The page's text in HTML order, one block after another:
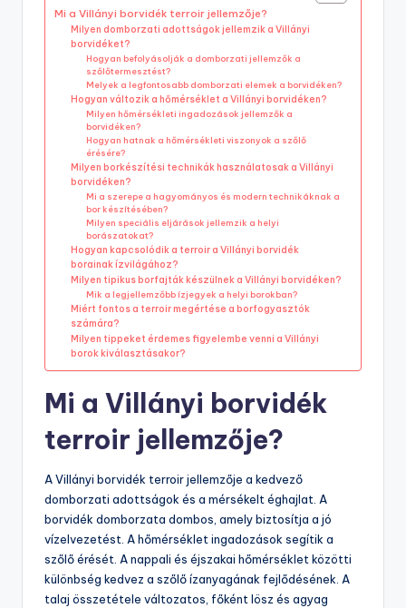
Mi a Villányi borvidék terroir jellemzője?
Milyen domborzati adottságok jellemzik a Villányi
borvidéket?
Hogyan befolyásolják a domborzati jellemzők a
szőlőtermesztést?
Melyek a legfontosabb domborzati elemek a borvidéken?
Hogyan változik a hőmérséklet a Villányi borvidéken?
Milyen hőmérsékleti ingadozások jellemzők a
borvidéken?
Hogyan hatnak a hőmérsékleti viszonyok a szőlő
érésére?
Milyen borkészítési technikák használatosak a Villányi
borvidéken?
Mi a szerepe a hagyományos és modern technikáknak a
bor készítésében?
Milyen speciális eljárások jellemzik a helyi
borászatokat?
Hogyan kapcsolódik a terroir a Villányi borvidék
borainak ízvilágához?
Milyen tipikus borfajták készülnek a Villányi borvidéken?
Mik a legjellemzőbb ízjegyek a helyi borokban?
Miért fontos a terroir megértése a borfogyasztók
számára?
Milyen tippeket érdemes figyelembe venni a Villányi
borok kiválasztásakor?
Mi a Villányi borvidék
terroir jellemzője?
A Villányi borvidék terroir jellemzője a kedvező
domborzati adottságok és a mérsékelt éghajlat. A
borvidék domborzata dombos, amely biztosítja a jó
vízelvezetést. A hőmérséklet ingadozások segítik a
szőlő érését. A nappali és éjszakai hőmérséklet közötti
különbség kedvez a szőlő ízanyagának fejlődésének. A
talaj összetétele változatos, főként lösz és agyag